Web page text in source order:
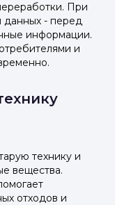
При
данных - перед
информации.
и
технику и
вещества.
отходов и